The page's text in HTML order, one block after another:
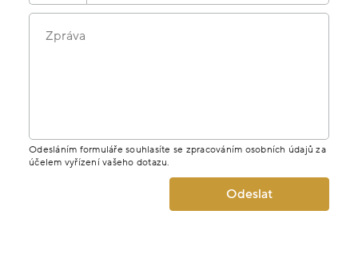
Zpráva
Odesláním formuláře souhlasíte se zpracováním osobních údajů za
účelem vyřízení vašeho dotazu.
Odeslat